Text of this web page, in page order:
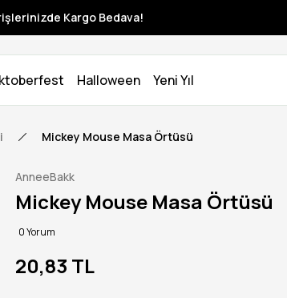
Kargo Bedava!
Halloween Yeni Yıl
Mickey Mouse Masa Örtüsü
AnneeBakk
Mickey Mouse Masa Örtüsü
0 Yorum
20,83 TL